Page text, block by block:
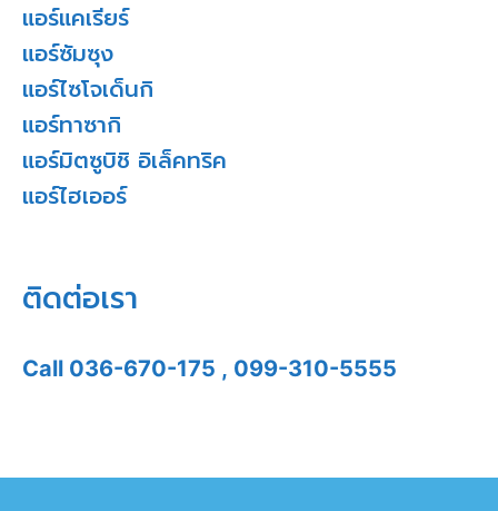
แอร์แคเรียร์
แอร์ซัมซุง
แอร์ไซโจเด็นกิ
แอร์ทาซากิ
แอร์มิตซูบิชิ อิเล็คทริค
แอร์ไฮเออร์
ติดต่อเรา
Call 036-670-175 , 099-310-5555